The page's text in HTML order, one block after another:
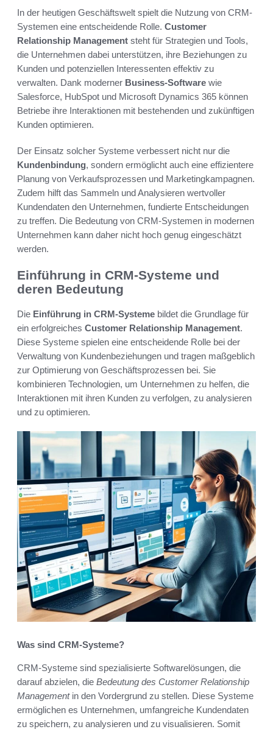
In der heutigen Geschäftswelt spielt die Nutzung von CRM-
Systemen eine entscheidende Rolle. Customer
Relationship Management steht für Strategien und Tools,
die Unternehmen dabei unterstützen, ihre Beziehungen zu
Kunden und potenziellen Interessenten effektiv zu
verwalten. Dank moderner Business-Software wie
Salesforce, HubSpot und Microsoft Dynamics 365 können
Betriebe ihre Interaktionen mit bestehenden und zukünftigen
Kunden optimieren.
Der Einsatz solcher Systeme verbessert nicht nur die
Kundenbindung, sondern ermöglicht auch eine effizientere
Planung von Verkaufsprozessen und Marketingkampagnen.
Zudem hilft das Sammeln und Analysieren wertvoller
Kundendaten den Unternehmen, fundierte Entscheidungen
zu treffen. Die Bedeutung von CRM-Systemen in modernen
Unternehmen kann daher nicht hoch genug eingeschätzt
werden.
Einführung in CRM-Systeme und
deren Bedeutung
Die Einführung in CRM-Systeme bildet die Grundlage für
ein erfolgreiches Customer Relationship Management.
Diese Systeme spielen eine entscheidende Rolle bei der
Verwaltung von Kundenbeziehungen und tragen maßgeblich
zur Optimierung von Geschäftsprozessen bei. Sie
kombinieren Technologien, um Unternehmen zu helfen, die
Interaktionen mit ihren Kunden zu verfolgen, zu analysieren
und zu optimieren.
Was sind CRM-Systeme?
CRM-Systeme sind spezialisierte Softwarelösungen, die
darauf abzielen, die Bedeutung des Customer Relationship
Managementin den Vordergrund zu stellen. Diese Systeme
ermöglichen es Unternehmen, umfangreiche Kundendaten
zu speichern, zu analysieren und zu visualisieren. Somit